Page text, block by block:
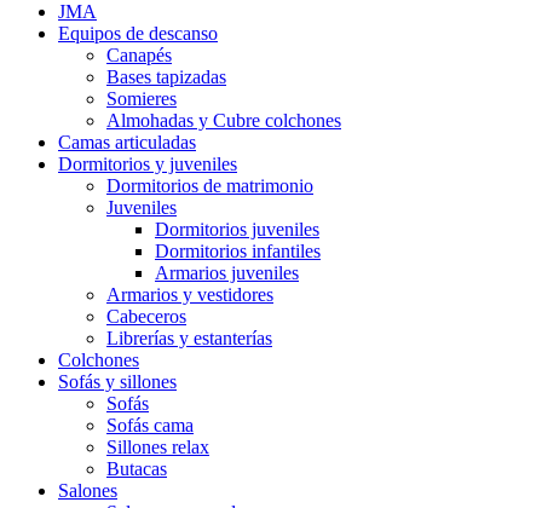
JMA
Equipos de descanso
Canapés
Bases tapizadas
Somieres
Almohadas y Cubre colchones
Camas articuladas
Dormitorios y juveniles
Dormitorios de matrimonio
Juveniles
Dormitorios juveniles
Dormitorios infantiles
Armarios juveniles
Armarios y vestidores
Cabeceros
Librerías y estanterías
Colchones
Sofás y sillones
Sofás
Sofás cama
Sillones relax
Butacas
Salones